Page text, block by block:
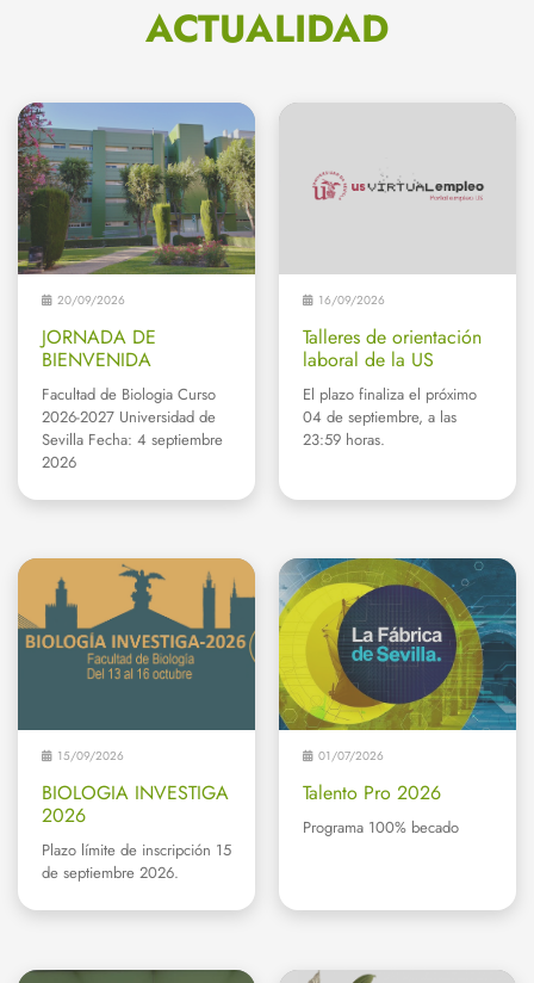
ACTUALIDAD
20/09/2026
JORNADA DE
BIENVENIDA
Facultad de Biologia Curso
2026-2027 Universidad de
Sevilla Fecha: 4 septiembre
2026
16/09/2026
Talleres de orientación
laboral de la US
El plazo finaliza el próximo
04 de septiembre, a las
23:59 horas.
15/09/2026
BIOLOGIA INVESTIGA
2026
Plazo límite de inscripción 15
de septiembre 2026.
01/07/2026
Talento Pro 2026
Programa 100% becado